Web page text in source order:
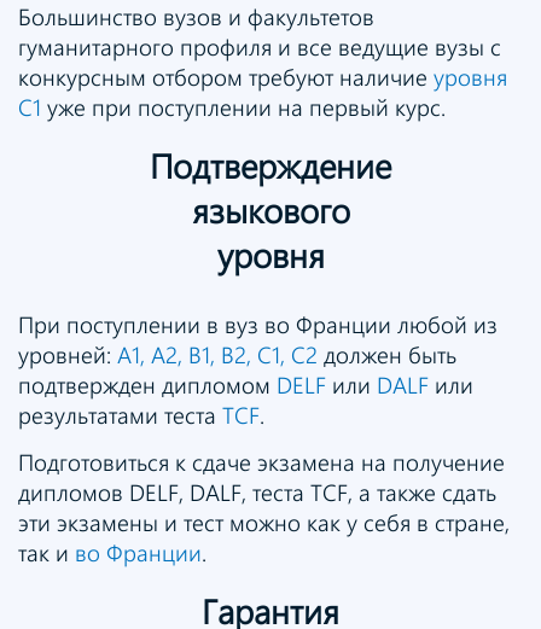
Большинство вузов и факультетов
гуманитарного профиля и все ведущие вузы с
конкурсным отбором требуют наличие уровня
С1 уже при поступлении на первый курс.
Подтверждение
языкового
уровня
При поступлении в вуз во Франции любой из
уровней: A1, A2, B1, B2, C1, C2 должен быть
подтвержден дипломом DELF или DALF или
результатами теста TCF.
Подготовиться к сдаче экзамена на получение
дипломов DELF, DALF, теста TCF, а также сдать
эти экзамены и тест можно как у себя в стране,
так и во Франции.
Гарантия